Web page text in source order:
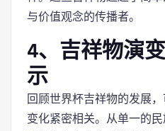
与价值观念的传播者。
4、吉祥物演
示
回顾世界杯吉祥物的发展
变化紧密相关。从单一的